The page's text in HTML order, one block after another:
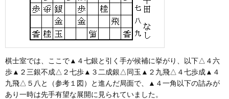
棋士室では、ここで▲４七銀と引く手が候補に挙がり、以下△４六
歩▲２三銀不成△２七歩▲３二成銀△同玉▲２九飛△４七歩成▲４
九飛△５八と（参考１図）と進んだ局面で、▲４一角以下の詰みが
あり一時は先手有望な展開に見られていました。